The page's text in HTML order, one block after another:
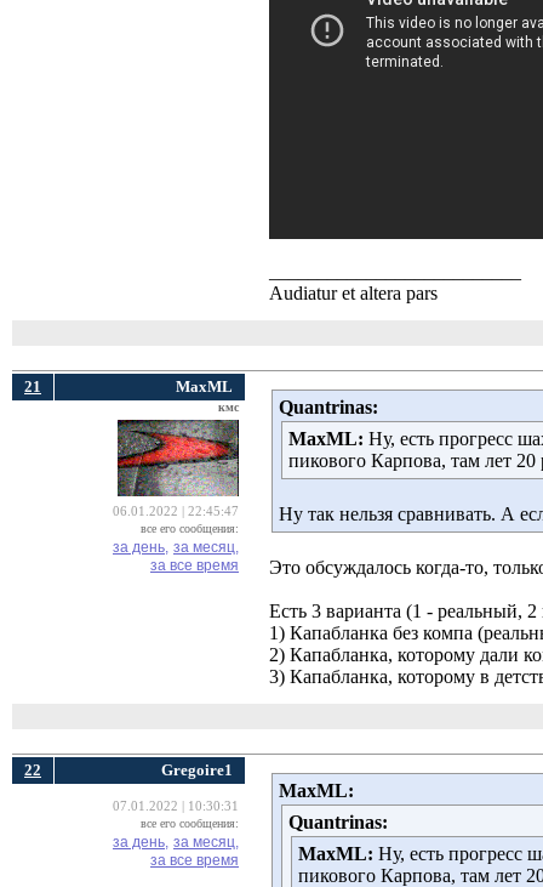
Audiatur et altera pars
21 MaxML
кмс
06.01.2022 | 22:45:47
все его сообщения:
за день, за месяц,
за все время
Quantrinas:
MaxML: Ну, есть прогресс
пикового Карпова, там лет
Ну так нельзя сравнивать. А
Это обсуждалось когда-то,
Есть 3 варианта (1 - реальный, 2
1) Капабланка без компа
2) Капабланка, которому дали
3) Капабланка, которому в
22 Gregoire1
07.01.2022 | 10:30:31
все его сообщения:
за день, за месяц,
за все время
MaxML:
Quantrinas:
MaxML: Ну, есть прогресс
пикового Карпова, там лет